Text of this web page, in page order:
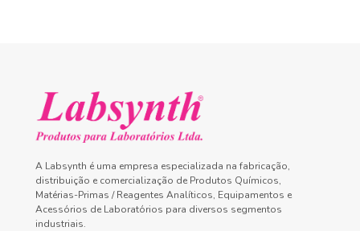
A Labsynth é uma empresa especializada na fabricação,
distribuição e comercialização de Produtos Químicos,
Matérias-Primas / Reagentes Analíticos, Equipamentos e
Acessórios de Laboratórios para diversos segmentos
industriais.